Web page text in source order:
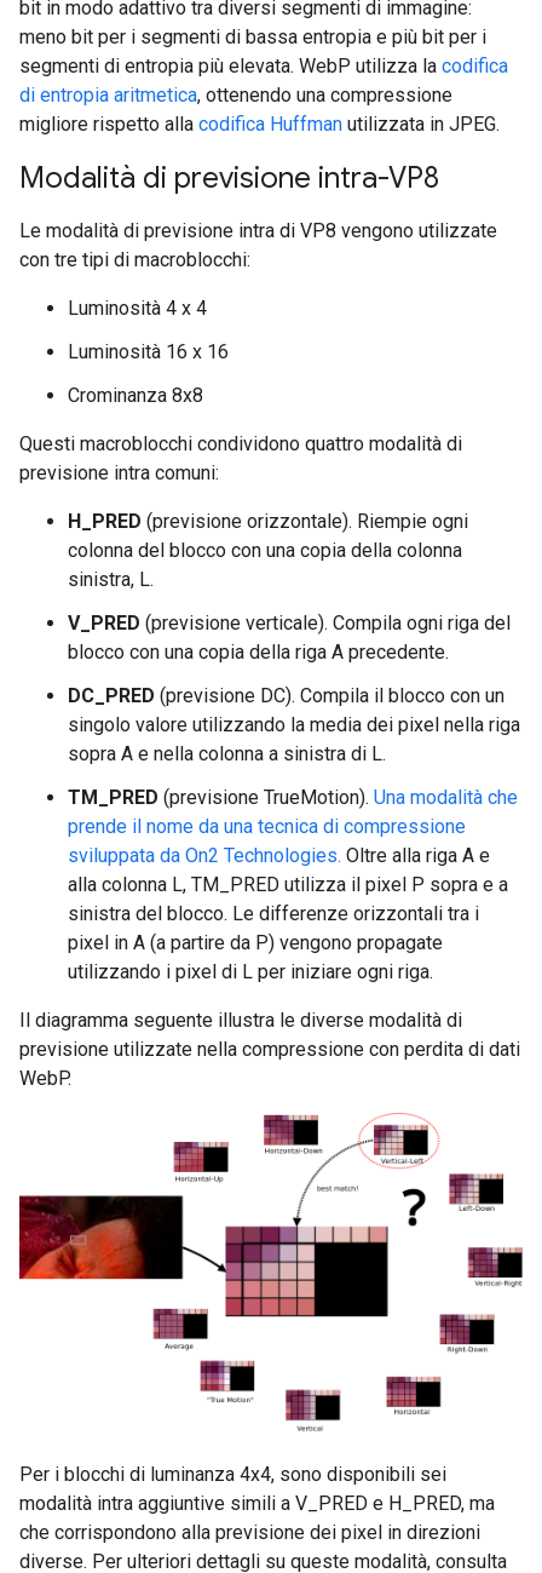
bit in modo adattivo tra diversi segmenti di immagine:
meno bit per i segmenti di bassa entropia e più bit per i
segmenti di entropia più elevata. WebP utilizza la codifica
di entropia aritmetica, ottenendo una compressione
migliore rispetto alla codifica Huffman utilizzata in JPEG.
Modalità di previsione intra-VP8
Le modalità di previsione intra di VP8 vengono utilizzate
con tre tipi di macroblocchi:
Luminosità 4 x 4
Luminosità 16 x 16
Crominanza 8x8
Questi macroblocchi condividono quattro modalità di
previsione intra comuni:
H_PRED (previsione orizzontale). Riempie ogni
colonna del blocco con una copia della colonna
sinistra, L.
V_PRED (previsione verticale). Compila ogni riga del
blocco con una copia della riga A precedente.
DC_PRED (previsione DC). Compila il blocco con un
singolo valore utilizzando la media dei pixel nella riga
sopra A e nella colonna a sinistra di L.
TM_PRED (previsione TrueMotion). Una modalità che
prende il nome da una tecnica di compressione
sviluppata da On2 Technologies. Oltre alla riga A e
alla colonna L, TM_PRED utilizza il pixel P sopra e a
sinistra del blocco. Le differenze orizzontali tra i
pixel in A (a partire da P) vengono propagate
utilizzando i pixel di L per iniziare ogni riga.
Il diagramma seguente illustra le diverse modalità di
previsione utilizzate nella compressione con perdita di dati
WebP.
Per i blocchi di luminanza 4x4, sono disponibili sei
modalità intra aggiuntive simili a V_PRED e H_PRED, ma
che corrispondono alla previsione dei pixel in direzioni
diverse. Per ulteriori dettagli su queste modalità, consulta